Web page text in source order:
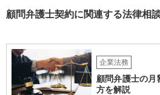
議，請求の申立をしないことを誓約する
し、予測できない後発的損害については
ので、上記の清算条項のみの場合がほとん
顧問弁護士契約に関連する法律相
企業法務
顧問弁護士の月
方を解説